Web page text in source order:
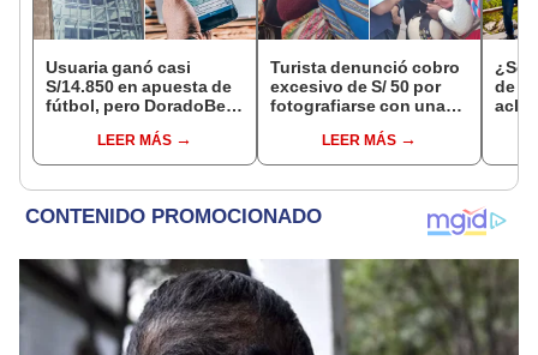
Usuaria ganó casi
S/14.850 en apuesta de
fútbol, pero DoradoBet
Indecopi multó a la
empresa con más de S/
LEER MÁS
Turista denunció cobro
excesivo de S/ 50 por
fotografiarse con una
Serenazgo recuperó el
dinero
LEER MÁS
¿Se
de